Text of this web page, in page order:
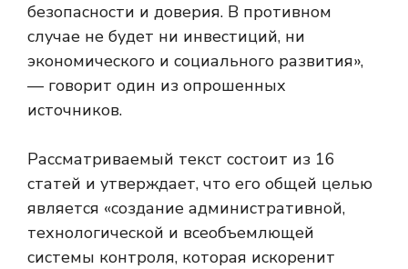
безопасности и доверия. В противном
случае не будет ни инвестиций, ни
экономического и социального развития»,
— говорит один из опрошенных
источников.
Рассматриваемый текст состоит из 16
статей и утверждает, что его общей целью
является «создание административной,
технологической и всеобъемлющей
системы контроля, которая искоренит